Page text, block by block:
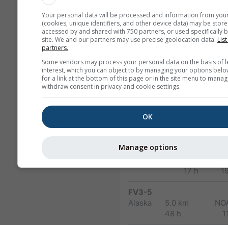
NAM-12
North
America
12.0 km
84 h (3-
hourly)
NAM-5
North America 5.0 km
NAM-3
North America
60 h
HRRR-2
17 h
FV3-5
Alaska
5.0 km
48 h
Your personal data will be processed and information from
(cookies, unique identifiers, and other device data) may be
accessed by and shared with 750 partners, or used specifically
site. We and our partners may use precise geolocation data.
partners.
Some vendors may process your personal data on the basis of
interest, which you can object to by managing your options
for a link at the bottom of this page or in the site menu to
withdraw consent in privacy and cookie settings.
OK
Manage options